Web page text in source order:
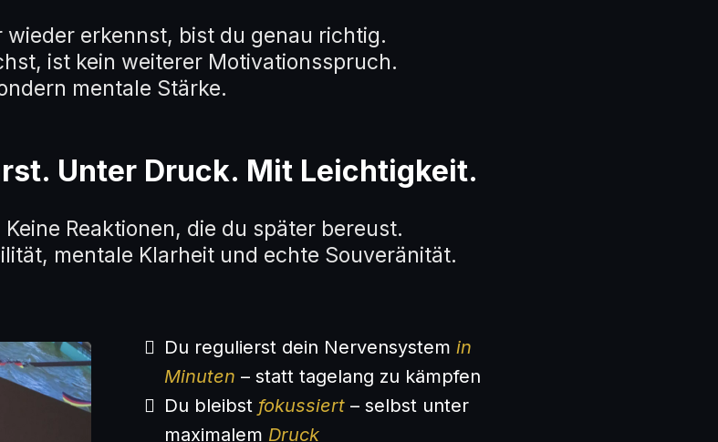
wieder erkennst, bist du genau richtig.
ist kein weiterer Motivationsspruch.
mentale Stärke.
Unter Druck. Mit Leichtigkeit.
Keine Reaktionen, die du später bereust.
mentale Klarheit und echte Souveränität.
Du regulierst dein Nervensystem in
Minuten – statt tagelang zu kämpfen
Du bleibst fokussiert – selbst unter
maximalem Druck